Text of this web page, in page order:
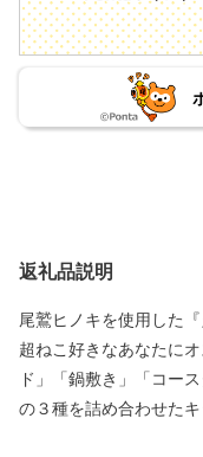
返礼品説明
尾鷲ヒノキを使用した
超ねこ好きなあなたに
ド」「鍋敷き」「コース
の３種を詰め合わせた